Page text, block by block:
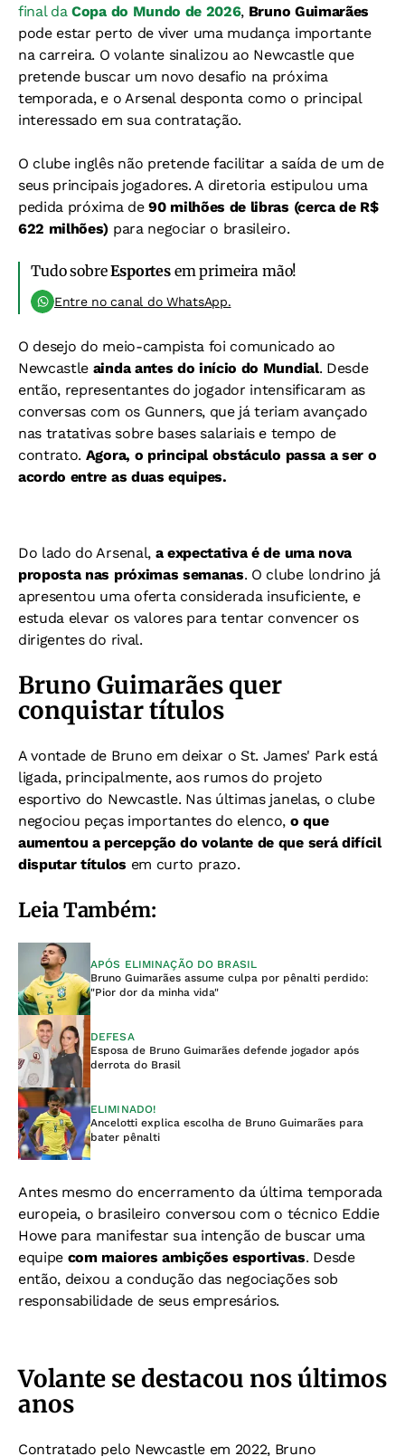
final daCopa do Mundo de 2026, Bruno Guimarães
pode estar perto de viver uma mudança importante
na carreira. O volante sinalizou ao Newcastle que
pretende buscar um novo desafio na próxima
temporada, e o Arsenal desponta como o principal
interessado em sua contratação.
O clube inglês não pretende facilitar a saída de um de
seus principais jogadores. A diretoria estipulou uma
pedida próxima de90 milhões de libras (cerca de R$
622 milhões) para negociar o brasileiro.
Tudo sobreEsportesem primeira mão!
Entre no canal do WhatsApp.
O desejo do meio-campista foi comunicado ao
Newcastle ainda antes do início do Mundial. Desde
então, representantes do jogador intensificaram as
conversas com os Gunners, que já teriam avançado
nas tratativas sobre bases salariais e tempo de
contrato. Agora, o principal obstáculo passa a ser o
acordo entre as duas equipes.
Do lado do Arsenal, a expectativa é de uma nova
proposta nas próximas semanas. O clube londrino já
apresentou uma oferta considerada insuficiente, e
estuda elevar os valores para tentar convencer os
dirigentes do rival.
Bruno Guimarães quer
conquistar títulos
A vontade de Bruno em deixar o St. James' Park está
ligada, principalmente, aos rumos do projeto
esportivo do Newcastle. Nas últimas janelas, o clube
negociou peças importantes do elenco, o que
aumentou a percepção do volante de que será difícil
disputar títulos em curto prazo.
Leia Também:
APÓS ELIMINAÇÃO DO BRASIL
Bruno Guimarães assume culpa por pênalti perdido:
"Pior dor da minha vida"
DEFESA
Esposa de Bruno Guimarães defende jogador após
derrota do Brasil
ELIMINADO!
Ancelotti explica escolha de Bruno Guimarães para
bater pênalti
Antes mesmo do encerramento da última temporada
europeia, o brasileiro conversou com o técnico Eddie
Howe para manifestar sua intenção de buscar uma
equipe com maiores ambições esportivas. Desde
então, deixou a condução das negociações sob
responsabilidade de seus empresários.
Volante se destacou nos últimos
anos
Contratado pelo Newcastle em 2022, Bruno